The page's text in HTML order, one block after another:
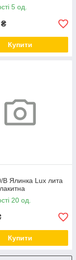
5 од.
₴
Купити
B Ялинка Lux лита
20 од.
Купити